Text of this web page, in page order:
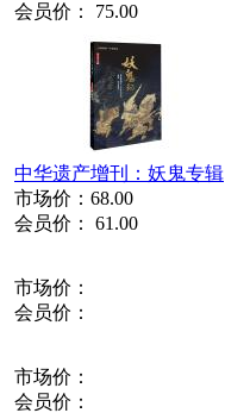
会员价： 75.00
中华遗产增刊：妖鬼专辑
市场价： 68.00
会员价： 61.00
市场价：
会员价：
市场价：
会员价：